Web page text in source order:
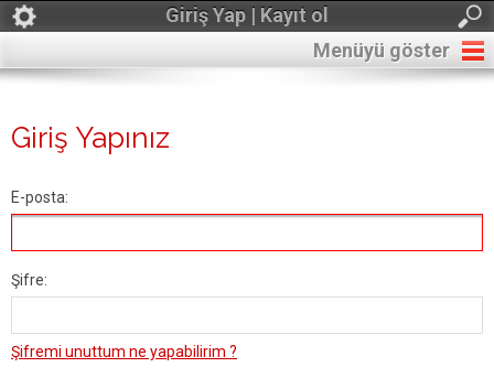
Giriş Yap | Kayıt ol
Menüyü göster
Giriş Yapınız
E-posta:
Şifre:
Şifremi unuttum ne yapabilirim ?